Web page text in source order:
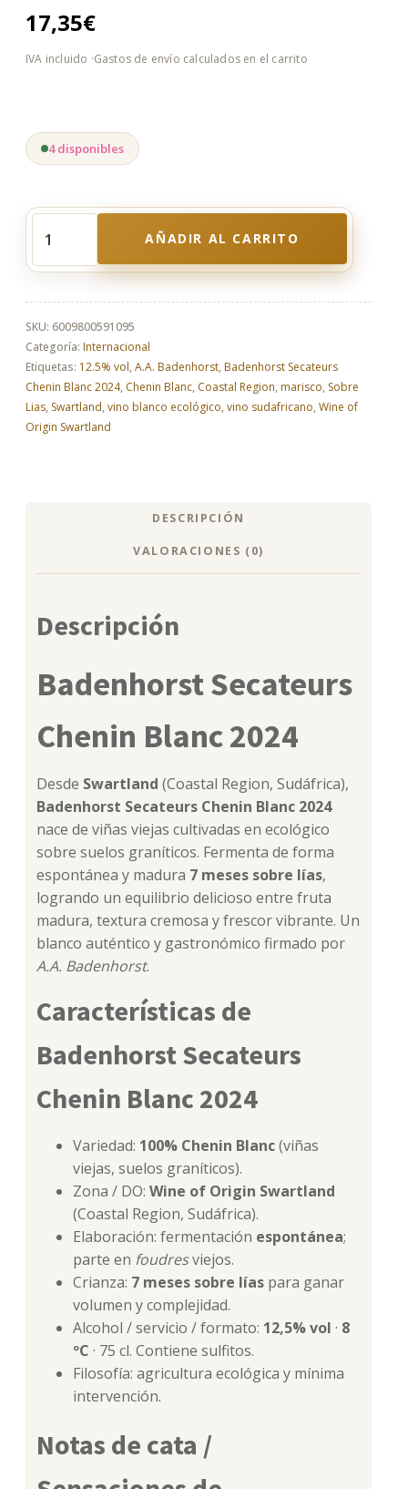
17,35€
4 disponibles
Secateurs
Blanc
2024
–
blanco
premium
cantidad
AÑADIR AL CARRITO
SKU: 6009800591095
Categoría: Internacional
Etiquetas: 12.5% vol,A.A. Badenhorst, Badenhorst Secateurs
Chenin Blanc 2024, Chenin Blanc, Coastal Region, marisco, Sobre
Lias, Swartland,vino blanco ecológico,vino sudafricano,Wine of
Origin Swartland
DESCRIPCIÓN
VALORACIONES (0)
Descripción
Badenhorst Secateurs
Chenin Blanc 2024
Desde Swartland (Coastal Region, Sudáfrica),
Badenhorst Secateurs Chenin Blanc 2024
nace de viñas viejas cultivadas en ecológico
sobre suelos graníticos. Fermenta de forma
espontánea y madura 7 meses sobre lías,
logrando un equilibrio delicioso entre fruta
madura, textura cremosa y frescor vibrante. Un
blanco auténtico y gastronómico firmado por
A.A. Badenhorst.
Características de
Badenhorst Secateurs
Chenin Blanc 2024
Variedad: 100% Chenin Blanc(viñas
viejas, suelos graníticos).
Zona / DO: Wine of Origin Swartland
(Coastal Region, Sudáfrica).
Elaboración: fermentación espontánea;
parte en foudresviejos.
Crianza: 7 meses sobre lías para ganar
volumen y complejidad.
Alcohol / servicio / formato: 12,5% vol · 8
ºC · 75 cl. Contiene sulfitos.
Filosofía: agricultura ecológica y mínima
intervención.
Notas de cata /